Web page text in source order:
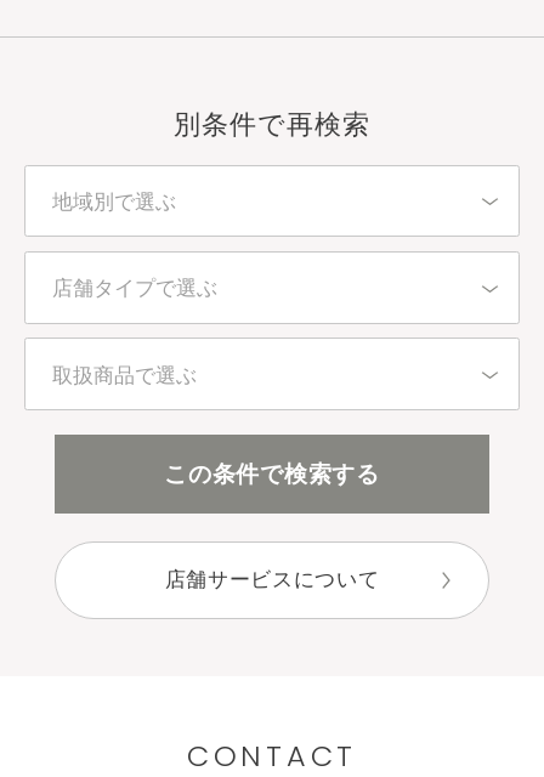
別条件で再検索
地域別で選ぶ
北海道・東北
店舗タイプで選ぶ
百貨店・直営店
アインズ＆トルペ（カウンセリング）
アインズ＆トルペ（セルフ）
セレクトショップ
取扱商品で選ぶ
ボディケア
カウンセリング
この条件で検索する
店舗サービスについて
CONTACT